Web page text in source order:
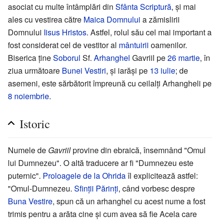
asociat cu multe întâmplări din Sfânta Scriptură, și mai
ales cu vestirea către Maica Domnului a zămislirii
Domnului Iisus Hristos. Astfel, rolul său cel mai important a
fost considerat cel de vestitor al mântuirii oamenilor.
Biserica țineSoborul Sf. Arhanghel Gavriil pe26 martie, în
ziua următoare Bunei Vestiri, și iarăși pe 13 iulie; de
asemeni, este sărbătorit împreună cu ceilalți Arhangheli pe
8 noiembrie.
Istoric
Numele de Gavriilprovine din ebraică, însemnând "Omul
lui Dumnezeu". O altă traducere ar fi "Dumnezeu este
puternic". Proloagele de la Ohridaîl explicitează astfel:
"Omul-Dumnezeu. Sfinţii Părinţi, când vorbesc despre
Buna Vestire, spun că un arhanghel cu acest nume a fost
trimis pentru a arăta cine și cum avea să fie Acela care